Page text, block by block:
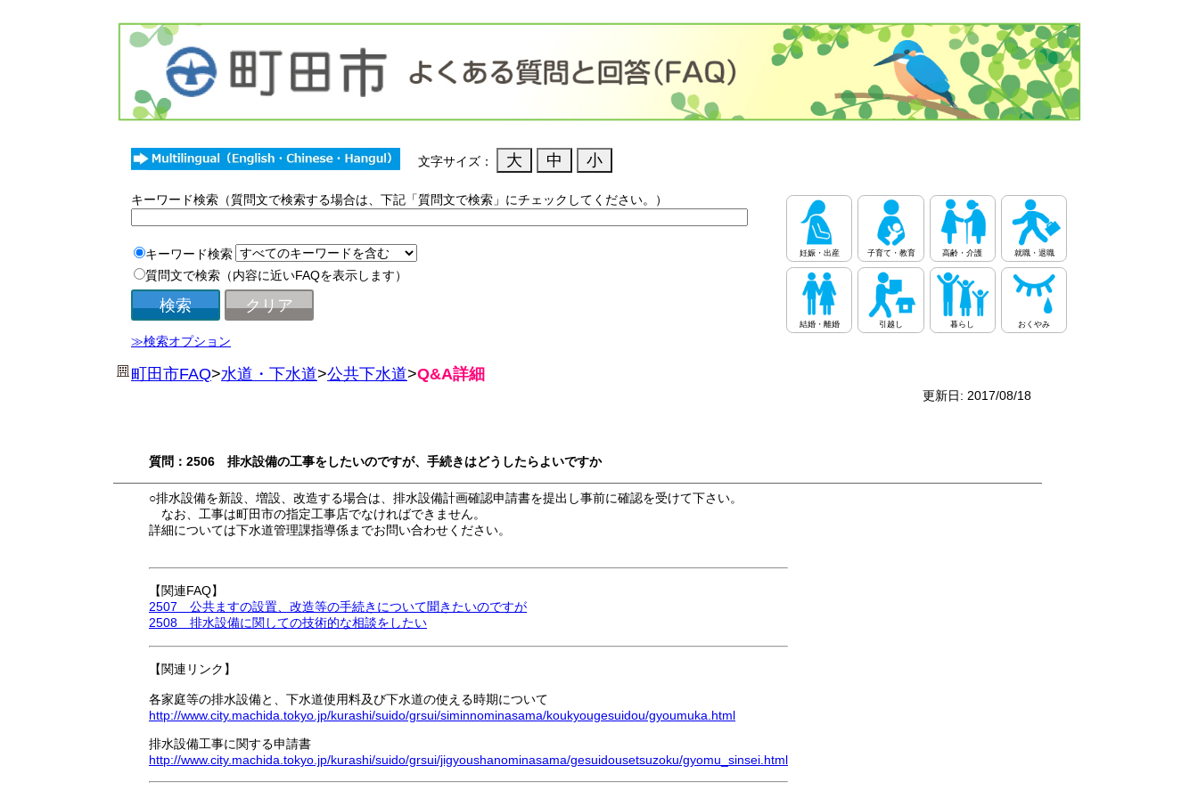
文字サイズ：
キーワード検索（質問文で検索する場合は、下記「質問文で検索」にチェックしてください。）
キーワード検索
質問文で検索（内容に近いFAQを表示します）
≫検索オプション
町田市FAQ>水道・下水道>公共下水道>Q&A詳細
更新日: 2017/08/18
質問：2506 排水設備の工事をしたいのですが、手続きはどうしたらよいですか
○排水設備を新設、増設、改造する場合は、排水設備計画確認申請書を提出し事前に確認を受けて下さい。
なお、工事は町田市の指定工事店でなければできません。
詳細については下水道管理課指導係までお問い合わせください。
【関連FAQ】
2507 公共ますの設置、改造等の手続きについて聞きたいのですが
2508 排水設備に関しての技術的な相談をしたい
【関連リンク】
各家庭等の排水設備と、下水道使用料及び下水道の使える時期について
http://www.city.machida.tokyo.jp/kurashi/suido/grsui/siminnominasama/koukyougesuidou/gyoumuka.html
排水設備工事に関する申請書
http://www.city.machida.tokyo.jp/kurashi/suido/grsui/jigyoushanominasama/gesuidousetsuzoku/gyomu_sinsei.html
妊娠・出産 子育て・教育 高齢・介護 就職・退職
結婚・離婚 引越し 暮らし おくやみ